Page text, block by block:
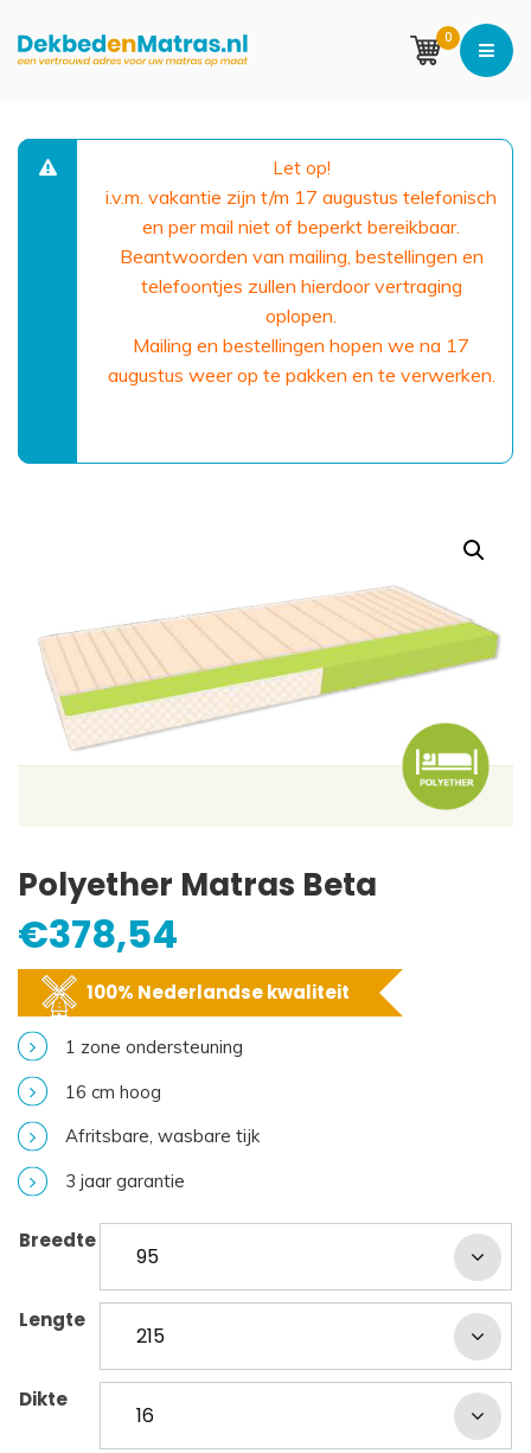
0
Let op!
i.v.m. vakantie zijn t/m 17 augustus telefonisch
en per mail niet of beperkt bereikbaar.
Beantwoorden van mailing, bestellingen en
telefoontjes zullen hierdoor vertraging
oplopen.
Mailing en bestellingen hopen we na 17
augustus weer op te pakken en te verwerken.
Polyether Matras Beta
€378,54
100% Nederlandse kwaliteit
1 zone ondersteuning
16 cm hoog
Afritsbare, wasbare tijk
3 jaar garantie
Breedte
Lengte
Dikte